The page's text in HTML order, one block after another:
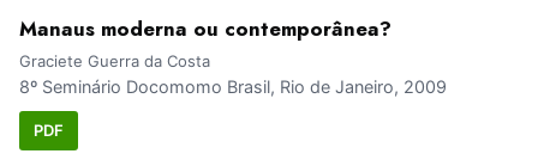
Manaus moderna ou contemporânea?
Graciete Guerra da Costa
8º Seminário Docomomo Brasil, Rio de Janeiro, 2009
PDF